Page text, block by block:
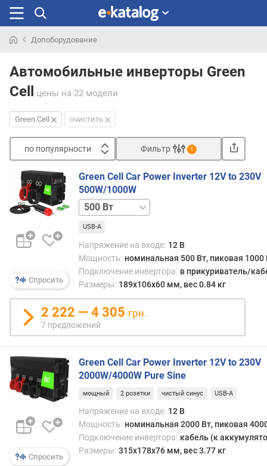
раньше
Допоборудование
Автомобильные инверторы Green
Cell
цены на 22 модели
Green Cell очистить
по популярности
п
о
п
п
у
р
н
о
с
т
и
т
д
ш
е
ы
Фильтр 1
Спросить
Green Cell Car Power Inverter 12V to 230V
500W/1000W
150 Вт300 Вт 1000 Вт
USB-A
Напряжение на входе: 12 В
Мощность: номинальная 500 Вт, пиковая 1000
Подключение инвертора: в прикуриватель/
Размеры: 189x106x60 мм, вес 0.84 кг
2 222 — 4 305 грн.
7 предложений
Спросить
Green Cell Car Power Inverter 12V to 230V
2000W/4000W Pure Sine
мощный 2 розетки чистый синус USB-A
Напряжение на входе: 12 В
Мощность: номинальная 2000 Вт, пиковая
Подключение инвертора: кабель (к
Размеры: 315x178x76 мм, вес 3.77 кг